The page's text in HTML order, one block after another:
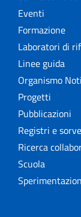
Eventi
Formazione
Laboratori di
Linee guida
Organismo
Progetti
Pubblicazioni
Registri e
Ricerca
Scuola